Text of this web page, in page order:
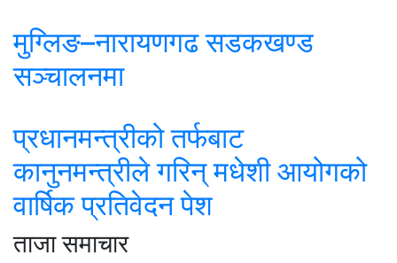
मुग्लिङ–नारायणगढ सडकखण्ड
सञ्चालनमा
प्रधानमन्त्रीको तर्फबाट
कानुनमन्त्रीले गरिन् मधेशी आयोगको
वार्षिक प्रतिवेदन पेश
ताजा समाचार